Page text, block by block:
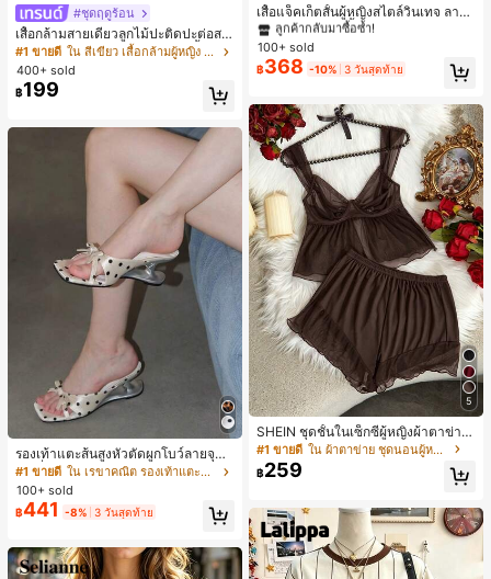
#ชุดฤดูร้อน
เสื้อกล้ามสายเดี่ยวลูกไม้ปะติดปะต่อสไ
ตล์เกาหลี, สุนทรียศาสตร์ Y2K, เสื้อผ้าส
ตรีทแวร์ลำลองฤดูร้อน
#1 ขายดี
ใน สีเขียว เสื้อกล้ามผู้หญิง & Camis
400+ sold
฿199
รองเท้าแตะส้นสูงหัวตัดผูกโบว์ลายจุดส
ายเดี่ยวส้นไม่สมมาตรสำหรับผู้หญิง, รอ
งเท้าแตะส้นสูงหนังเทียมสีขาวหรูหรา
สำหรับฤดูร้อน
#1 ขายดี
ใน เรขาคณิต รองเท้าแตะส้นสูงผู้หญิง
100+ sold
฿441 -8% 3 วันสุดท้าย
เสื้อแจ็คเก็ตสั้นผู้หญิงสไตล์วินเทจ ลายจุ
ดขนาดใหญ่ คอตั้ง เอวเข้ารูป แขนพอง
ทรงหลวม แฟชั่นอเนกประสงค์ สำหรับใ
ส่ประจำวันและไปเที่ยวพักผ่อน
#1 ขายดี ใน กระเป๋า เสื้อคลุมลำลอง
ลูกค้ากลับมาซื้อซ้ำ!
#1 ขายดี ใน กระเป๋า เสื้อคลุมลำลอง
ลูกค้ากลับมาซื้อซ้ำ!
#1 ขายดี ใน กระเป๋า เสื้อคลุมลำลอง
ลูกค้ากลับมาซื้อซ้ำ!
100+ sold
฿368 -10% 3 วันสุดท้าย
5
SHEIN ชุดชั้นในเซ็กซี่ผู้หญิงผ้าตาข่าย
มีโครงคัพบาง
#1 ขายดี ใน ผ้าตาข่าย ชุดนอนผู้หญิง
฿259